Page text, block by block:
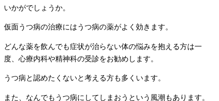
いかがでしょうか。
仮面うつ病の治療にはうつ病の薬がよく効きます。
どんな薬を飲んでも症状が治らない体の悩みを抱える方は一
度、心療内科や精神科の受診をお勧めします。
うつ病と認めたくないと考える方も多くいます。
また、なんでもうつ病にしてしまおうという風潮もあります。